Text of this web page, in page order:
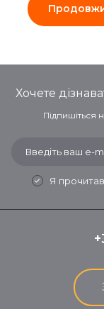
Хочете
Підпишіться
Я прочитав